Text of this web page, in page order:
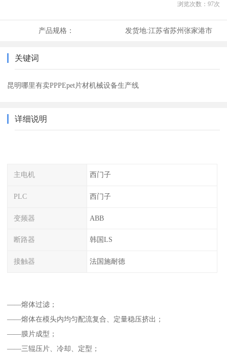
浏览次数： 97次
产品规格： 发货地:江苏省苏州张家港市
关键词
昆明哪里有卖PPPEpet片材机械设备生产线
详细说明
主电机 西门子
PLC 西门子
变频器 ABB
断路器 韩国LS
接触器 法国施耐德
——熔体过滤；
——熔体在模头内均匀配流复合、定量稳压挤出；
——膜片成型；
——三辊压片、冷却、定型；